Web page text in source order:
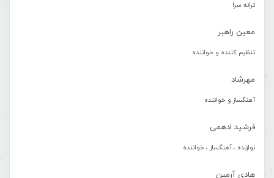
ترانه سرا
معین راهبر
تنظیم کننده و خواننده
مهرشاد
آهنگساز و خواننده
فرشید ادهمی
نوازنده ، آهنگساز ، خواننده
هادی آرمین